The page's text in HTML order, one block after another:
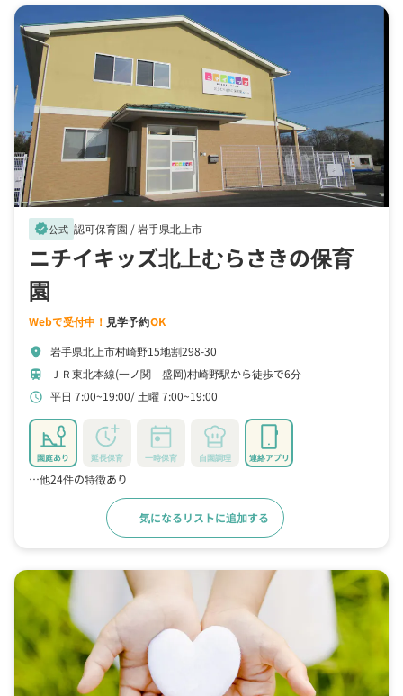
verified公式 認可保育園 /岩手県北上市
ニチイキッズ北上むらさきの保育
園
Webで受付中！ 見学予約OK
location_on 岩手県北上市村崎野15地割298-30
train ＪＲ東北本線(一ノ関－盛岡)村崎野駅から徒歩で6分
schedule 平日 7:00~19:00 土曜 7:00~19:00
園庭あり 延長保育 一時保育 自園調理 連絡アプリ
…他24件の特徴あり
気になるリストに追加する